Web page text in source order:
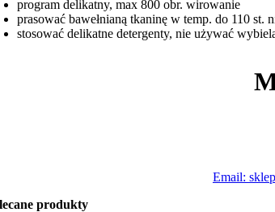
program delikatny, max 800 obr. wirowanie
prasować bawełnianą tkaninę w temp. do 110 st.
stosować delikatne detergenty, nie używać
Email:
produkty